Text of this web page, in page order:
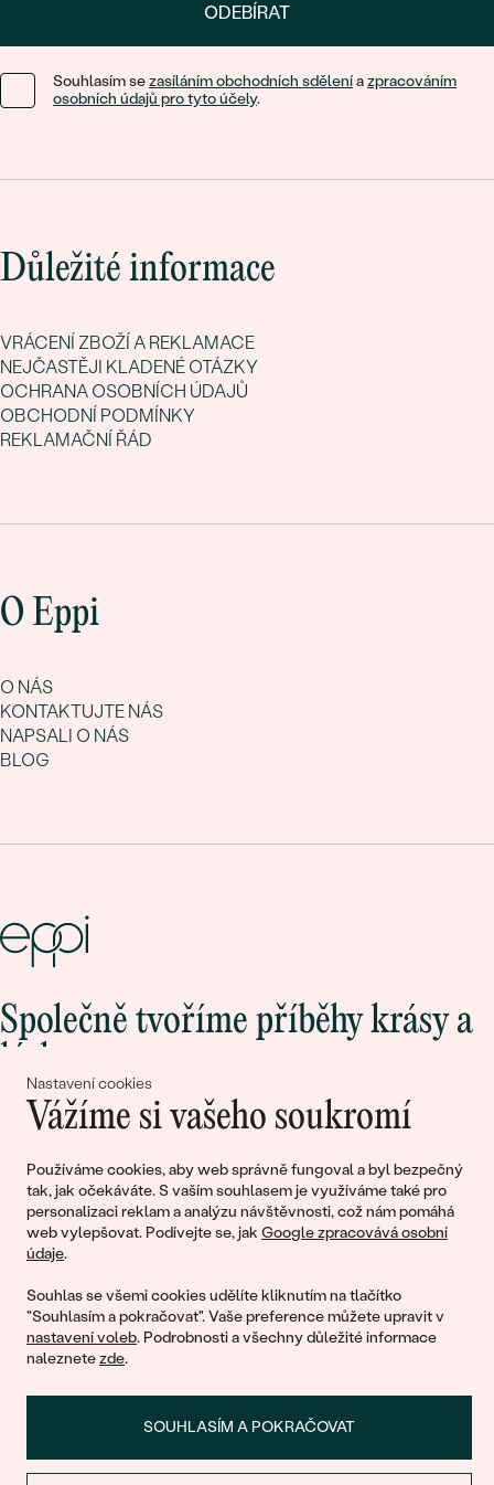
Nastavení cookies
Vážíme si vašeho soukromí
Používáme cookies, aby web správně fungoval a byl bezpečný
tak, jak očekáváte. S vaším souhlasem je využíváme také pro
personalizaci reklam a analýzu návštěvnosti, což nám pomáhá
web vylepšovat. Podívejte se, jak Google zpracovává osobní
údaje.
Souhlas se všemi cookies udělíte kliknutím na tlačítko
"Souhlasím a pokračovat". Vaše preference můžete upravit v
nastavení voleb. Podrobnosti a všechny důležité informace
naleznetezde.
SOUHLASÍM A POKRAČOVAT
ODEBÍRAT
Souhlasím sezasíláním obchodních sděleníazpracováním
osobních údajů pro tyto účely.
Důležité informace
VRÁCENÍ ZBOŽÍ A REKLAMACE
NEJČASTĚJI KLADENÉ OTÁZKY
OCHRANA OSOBNÍCH ÚDAJŮ
OBCHODNÍ PODMÍNKY
REKLAMAČNÍ ŘÁD
O Eppi
O NÁS
KONTAKTUJTE NÁS
NAPSALI O NÁS
BLOG
Společně tvoříme příběhy krásy a
Připojte se k nám!
© 2011 - 2026, Eppi.cz